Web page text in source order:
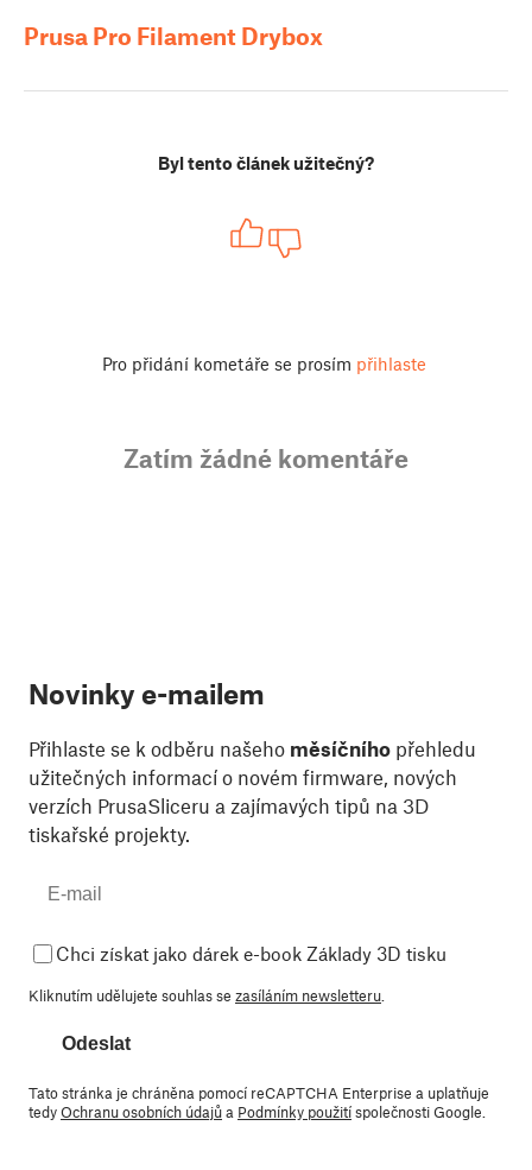
Prusa Pro Filament Drybox
Byl tento článek užitečný?
Pro přidání kometáře se prosím přihlaste
Zatím žádné komentáře
Novinky e-mailem
Přihlaste se k odběru našeho měsíčního přehledu
užitečných informací o novém firmware, nových
verzích PrusaSliceru a zajímavých tipů na 3D
tiskařské projekty.
Chci získat jako dárek e-book Základy 3D tisku
Kliknutím udělujete souhlas se zasíláním newsletteru
Odeslat
Tato stránka je chráněna pomocí reCAPTCHA Enterprise a uplatňuje
tedyOchranu osobních údajůa Podmínky použitíspolečnosti Google.